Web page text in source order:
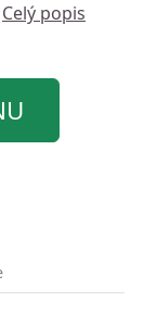
Celý popis